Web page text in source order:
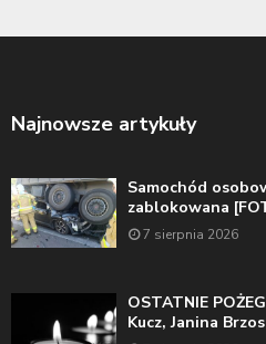
Najnowsze artykuły
Samochód
zablokowana
7 sierpnia 2026
OSTATNIE
Kucz, Janina